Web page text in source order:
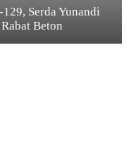
Serda Yunandi
Beton